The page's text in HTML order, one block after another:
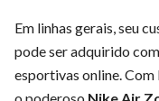
Em linhas gerais, seu
pode ser adquirido
esportivas online.